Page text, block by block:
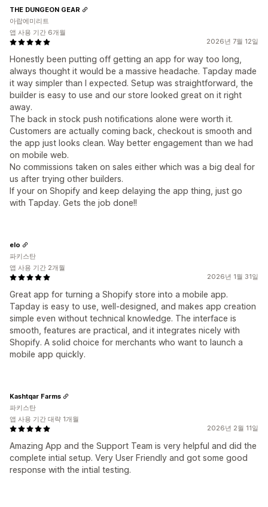
2026년 7월 12일
Honestly been putting off getting an app for way too long,
always thought it would be a massive headache. Tapday made
it way simpler than I expected. Setup was straightforward, the
builder is easy to use and our store looked great on it right
away.
The back in stock push notifications alone were worth it.
Customers are actually coming back, checkout is smooth and
the app just looks clean. Way better engagement than we had
on mobile web.
No commissions taken on sales either which was a big deal for
us after trying other builders.
If your on Shopify and keep delaying the app thing, just go
with Tapday. Gets the job done!!
THE DUNGEON GEAR
아랍에미리트
앱 사용 기간 6개월
2026년 1월 31일
Great app for turning a Shopify store into a mobile app.
Tapday is easy to use, well-designed, and makes app creation
simple even without technical knowledge. The interface is
smooth, features are practical, and it integrates nicely with
Shopify. A solid choice for merchants who want to launch a
mobile app quickly.
elo
파키스탄
앱 사용 기간 2개월
2026년 2월 11일
Amazing App and the Support Team is very helpful and did the
complete intial setup. Very User Friendly and got some good
response with the intial testing.
Kashtqar Farms
파키스탄
앱 사용 기간 대략 1개월